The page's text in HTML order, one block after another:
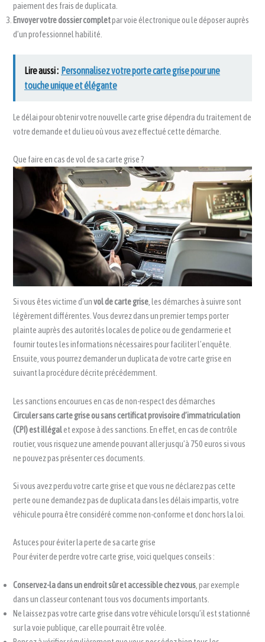
paiement des frais de duplicata.
Envoyer votre dossier completpar voie électronique ou le déposer auprès
d’un professionnel habilité.
Lire aussi : Personnalisez votre porte carte grise pour une
touche unique et élégante
Le délai pour obtenir votre nouvelle carte grise dépendra du traitement de
votre demande et du lieu où vous avez effectué cette démarche.
Que faire en cas de vol de sa carte grise ?
Si vous êtes victime d’unvol de carte grise , les démarches à suivre sont
légèrement différentes. Vous devrez dans un premier temps porter
plainte auprès des autorités locales de police ou de gendarmerie et
fournir toutes les informations nécessaires pour faciliter l’enquête.
Ensuite, vous pourrez demander un duplicata de votre carte grise en
suivant la procédure décrite précédemment.
Les sanctions encourues en cas de non-respect des démarches
Circuler sans carte grise ou sans certificat provisoire d’immatriculation
(CPI) est illégalet expose à des sanctions. En effet, en cas de contrôle
routier, vous risquez une amende pouvant aller jusqu’à 750 euros si vous
ne pouvez pas présenter ces documents.
Si vous avez perdu votre carte grise et que vous ne déclarez pas cette
perte ou ne demandez pas de duplicata dans les délais impartis, votre
véhicule pourra être considéré comme non-conforme et donc hors la loi.
Astuces pour éviter la perte de sa carte grise
Pour éviter de perdre votre carte grise, voici quelques conseils :
Conservez-la dans un endroit sûr et accessible chez vous , par exemple
dans un classeur contenant tous vos documents importants.
Ne laissez pas votre carte grise dans votre véhicule lorsqu’il est stationné
sur la voie publique, car elle pourrait être volée.